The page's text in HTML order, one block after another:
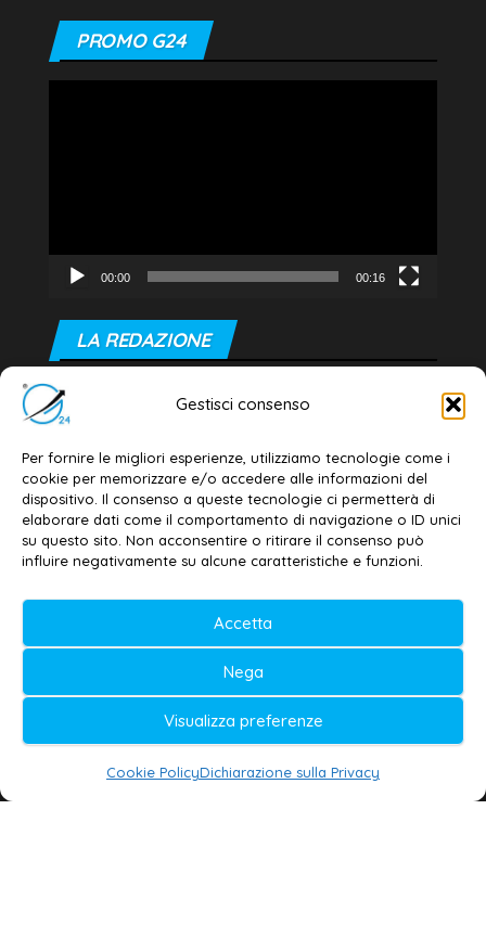
Gestisci consenso
Per fornire le migliori esperienze, utilizziamo tecnologie come i
cookie per memorizzare e/o accedere alle informazioni del
dispositivo. Il consenso a queste tecnologie ci permetterà di
elaborare dati come il comportamento di navigazione o ID unici
su questo sito. Non acconsentire o ritirare il consenso può
influire negativamente su alcune caratteristiche e funzioni.
Accetta
Nega
Visualizza preferenze
Cookie PolicyDichiarazione sulla Privacy
PROMO G24
00:00 00:16
LA REDAZIONE
Editore e direttore responsabile:
Dott. Daniele G. Masciullo
Email: redazione@galatina24.it
Contatti –Disclaimer
Privacy policy –Cookie policy
Testata iscritta al n. 11/2020 Registro della
Stampa Tribunale di Lecce
Editore e direttore responsabile:
Daniele G. Masciullo